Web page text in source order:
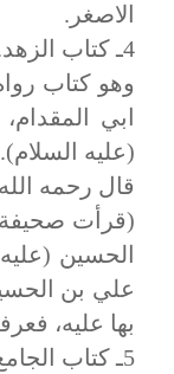
الاصغر.
4ـ كتاب الزهد.
وهو كتاب
ابي
(عليه السلام).
قال رحمه
(قرأت صحيفة
الحسين
علي بن
بها عليه،
5ـ كتاب الجامع في الفقه.